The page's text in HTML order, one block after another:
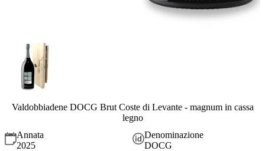
Valdobbiadene DOCG Brut Coste di Levante - magnum in cassa
legno
Annata
2025
Denominazione
DOCG